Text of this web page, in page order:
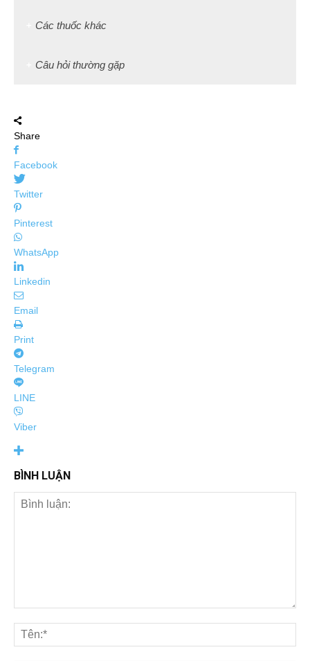
Các thuốc khác
Câu hỏi thường gặp
Share
Facebook
Twitter
Pinterest
WhatsApp
Linkedin
Email
Print
Telegram
LINE
Viber
BÌNH LUẬN